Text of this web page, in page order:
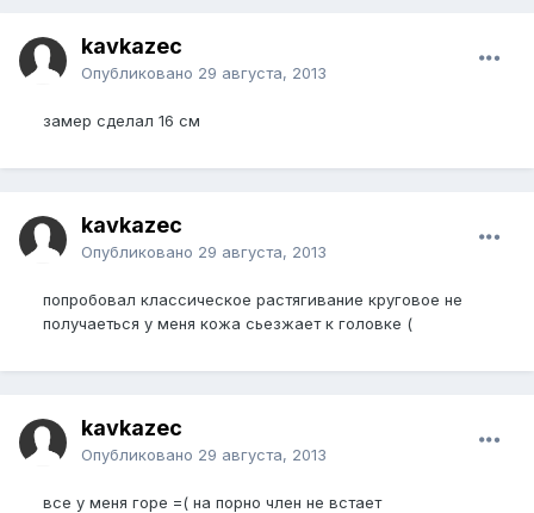
kavkazec
Опубликовано 29 августа, 2013
замер сделал 16 см
kavkazec
Опубликовано 29 августа, 2013
попробовал классическое растягивание круговое не
получаеться у меня кожа сьезжает к головке (
kavkazec
Опубликовано 29 августа, 2013
все у меня горе =( на порно член не встает